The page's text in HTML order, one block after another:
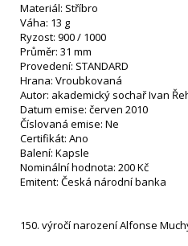
Materiál: Stříbro
Váha: 13 g
Ryzost: 900 / 1000
Průměr: 31 mm
Provedení: STANDARD
Hrana: Vroubkovaná
Autor: akademický sochař Ivan
Datum emise: červen 2010
Číslovaná emise: Ne
Certifikát: Ano
Balení: Kapsle
Nominální hodnota: 200 Kč
Emitent: Česká národní banka
150. výročí narození Alfonse